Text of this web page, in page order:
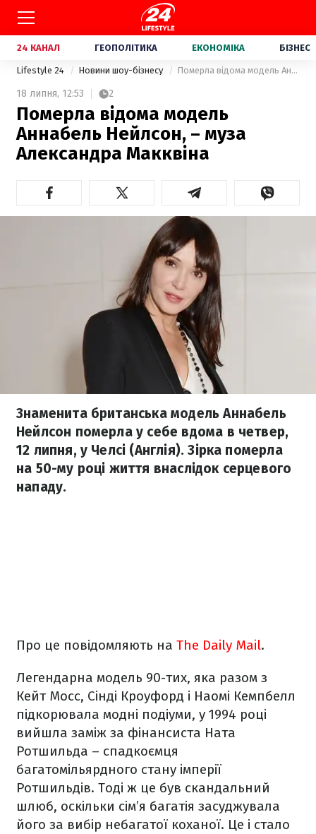
24 КАНАЛ ГЕОПОЛІТИКА ЕКОНОМІКА БІЗНЕС
Lifestyle 24 Новини шоу-бізнесу Померла відома модель Аннабель Нейлсон, – муза Александра Макквіна
18 липня, 12:53 2
Померла відома модель
Аннабель Нейлсон, – муза
Александра Макквіна
Знаменита британська модель Аннабель
Нейлсон померла у себе вдома в четвер,
12 липня, у Челсі (Англія). Зірка померла
на 50-му році життя внаслідок серцевого
нападу.
Про це повідомляють на The Daily Mail.
Легендарна модель 90-тих, яка разом з
Кейт Мосс, Сінді Кроуфорд і Наомі Кемпбелл
підкорювала модні подіуми, у 1994 році
вийшла заміж за фінансиста Ната
Ротшильда – спадкоємця
багатомільярдного стану імперії
Ротшильдів. Тоді ж це був скандальний
шлюб, оскільки сім’я багатія засуджувала
його за вибір небагатої коханої. Це і стало